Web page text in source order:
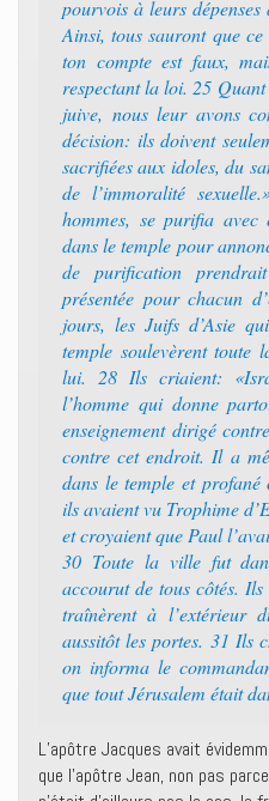
pourvois à leurs dépenses
Ainsi, tous sauront que
ton compte est faux,
respectant la loi. 25
juive, nous leur avons
décision: ils doivent
sacrifiées aux idoles, du
de l’immoralité
hommes, se purifia
dans le temple pour
de purification
présentée pour chacun
jours, les Juifs d’Asie
temple soulevèrent toute
lui. 28 Ils criaient:
l’homme qui donne
enseignement dirigé
contre cet endroit. Il a
dans le temple et
ils avaient vu Trophime
et croyaient que Paul
30 Toute la ville fut
accourut de tous côtés.
traînèrent à l’extérieur
aussitôt les portes. 31 Ils
on informa le
que tout Jérusalem était
L’apôtre Jacques avait
que l’apôtre Jean, non pas